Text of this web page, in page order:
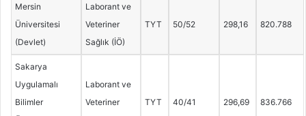
Mersin
Üniversitesi
(Devlet)
Laborant ve
Veteriner
Sağlık (İÖ)
TYT 50/52 298,16 820.788
Sakarya
Uygulamalı
Bilimler
Laborant ve
Veteriner
TYT 40/41 296,69 836.766